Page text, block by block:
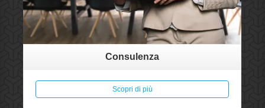
Consulenza
Scopri di più